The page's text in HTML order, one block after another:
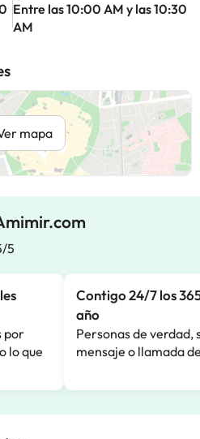
Entre las 10:00 AM y las 10:30
AM
mapa
5
por
lo que
Contigo 24/7 los
año
Personas de verdad,
mensaje o llamada